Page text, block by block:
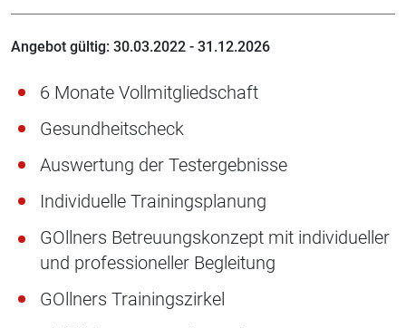
Angebot gültig: 30.03.2022 - 31.12.2026
6 Monate Vollmitgliedschaft
Gesundheitscheck
Auswertung der Testergebnisse
Individuelle Trainingsplanung
GOllners Betreuungskonzept mit individueller
und professioneller Begleitung
GOllners Trainingszirkel